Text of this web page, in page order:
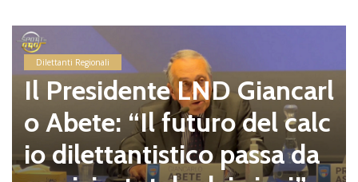
Dilettanti Regionali
Il Presidente LND Giancarl
o Abete: “Il futuro del calc
io dilettantistico passa da